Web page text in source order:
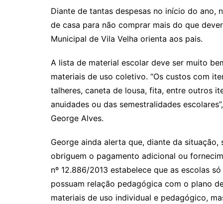
at
s
A
p
c
e
b
o
k
itt
er
ai
l
p
y
Li
k
Diante de tantas despesas no início do ano,
de casa para não comprar mais do que
Municipal de Vila Velha orienta aos pais.
A lista de material escolar deve ser muito
materiais de uso coletivo. “Os custos com
talheres, caneta de lousa, fita, entre outros
anuidades ou das semestralidades
George Alves.
George ainda alerta que, diante da
obriguem o pagamento adicional ou
nº 12.886/2013 estabelece que as escolas
possuam relação pedagógica com o plano
materiais de uso individual e pedagógico,